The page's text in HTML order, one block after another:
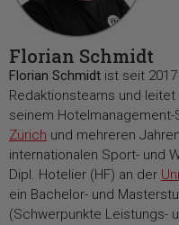
Florian Schmidt
Florian Schmidt ist seit
Redaktionsteams und
seinem Hotelmanagement-
Zürich und mehreren
internationalen Sport- und
Dipl. Hotelier (HF) an der
ein Bachelor- und
(Schwerpunkte Leistungs-